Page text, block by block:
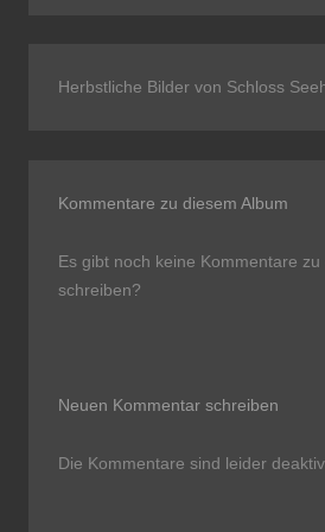
Herbstliche Bilder von Schloss
Kommentare zu diesem Album
Es gibt noch keine Kommentare
schreiben?
Neuen Kommentar schreiben
Die Kommentare sind leider